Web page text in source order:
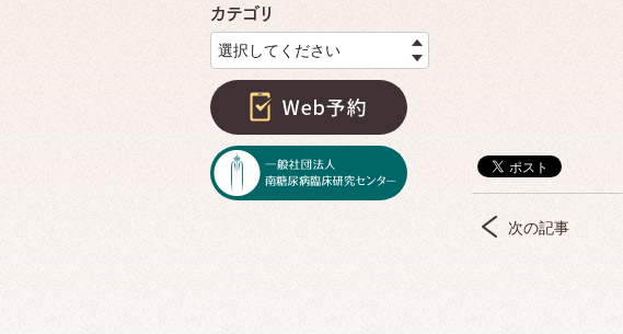
選択してください
次の記事